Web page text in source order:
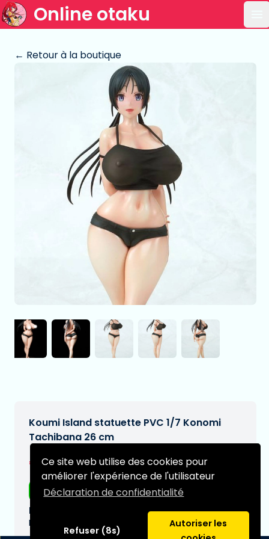
Ce site web utilise des cookies pour
améliorer l'expérience de l'utilisateur
Déclaration de confidentialité
Refuser (8s)
Autoriser les
Online otaku
← Retour à la boutique
Koumi Island statuette PVC 1/7 Konomi
Tachibana 26 cm
€194,97[Sous réserve de modifications]
Livraison gratuite
Date de livraison prévue:
N/A